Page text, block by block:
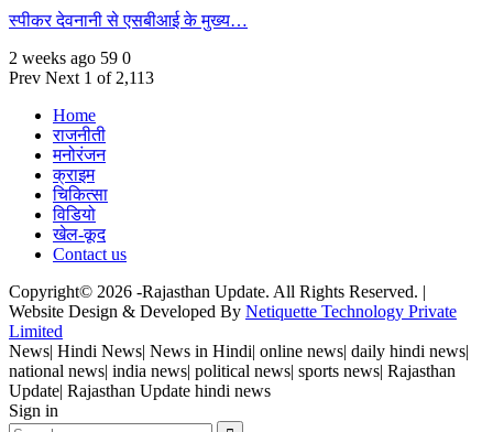
स्पीकर देवनानी से एसबीआई के मुख्य…
2 weeks ago 59 0
Prev Next 1 of 2,113
Home
राजनीती
मनोरंजन
क्राइम
चिकित्सा
विडियो
खेल-कूद
Contact us
Copyright© 2026 -Rajasthan Update. All Rights Reserved. |
Website Design & Developed By Netiquette Technology Private
Limited
News| Hindi News| News in Hindi| online news| daily hindi news|
national news| india news| political news| sports news| Rajasthan
Update| Rajasthan Update hindi news
Sign in